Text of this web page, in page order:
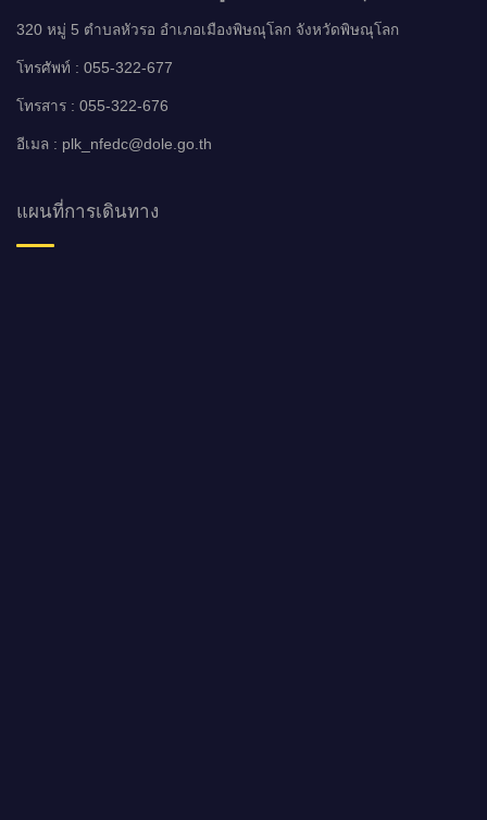
320 หมู่ 5 ตำบลหัวรอ อำเภอเมืองพิษณุโลก จังหวัดพิษณุโลก
โทรศัพท์ : 055-322-677
โทรสาร : 055-322-676
อีเมล : plk_nfedc@dole.go.th
แผนที่การเดินทาง